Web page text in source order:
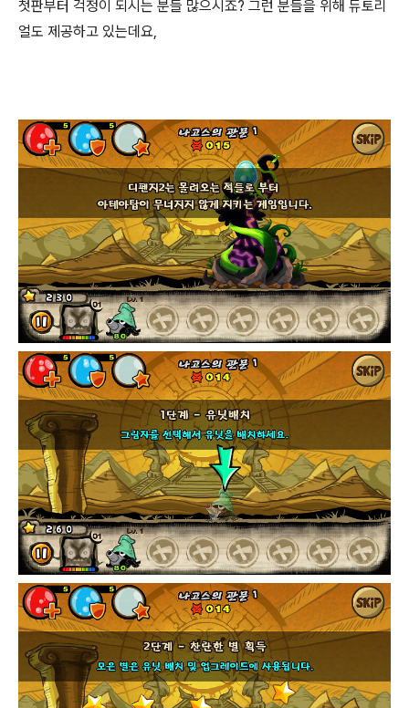
첫판부터 걱정이 되시는 분들 많으시죠? 그런 분들을 위해 듀토리
얼도 제공하고 있는데요,